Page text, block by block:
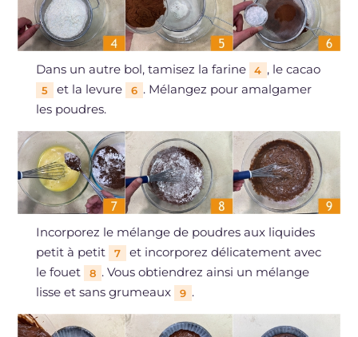
Dans un autre bol, tamisez la farine 4 , le cacao
5 et la levure 6 . Mélangez pour amalgamer
les poudres.
Incorporez le mélange de poudres aux liquides
petit à petit
7
et incorporez délicatement avec
le fouet
8 . Vous obtiendrez ainsi un mélange
lisse et sans grumeaux
9 .